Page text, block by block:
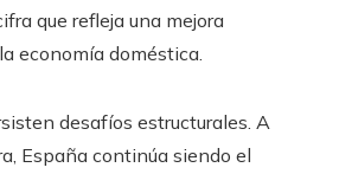
que refleja una mejora
economía doméstica.
desafíos estructurales. A
España continúa siendo el